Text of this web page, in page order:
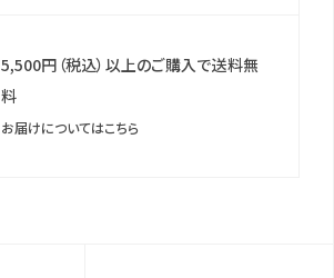
5,500円（税込）以上のご購入で送料無
料
お届けについてはこちら